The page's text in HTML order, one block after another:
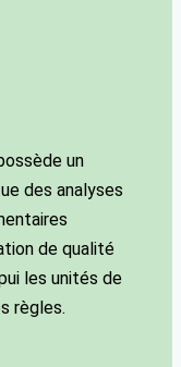
un
des analyses
de qualité
les unités de
règles.